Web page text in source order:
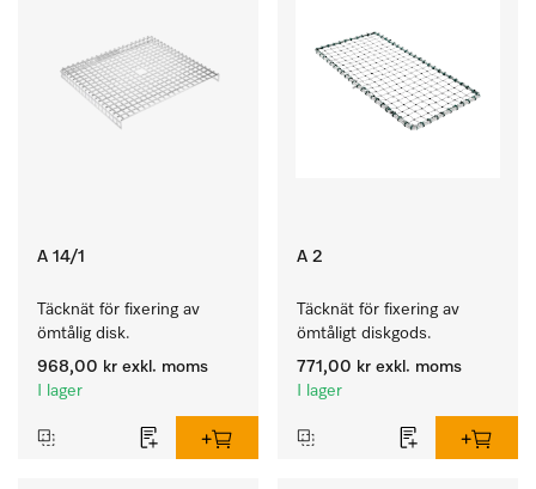
A 14/1
Täcknät för fixering av
ömtålig disk.
968,00 kr exkl. moms
I lager
A 2
Täcknät för fixering av
ömtåligt diskgods.
771,00 kr exkl. moms
I lager